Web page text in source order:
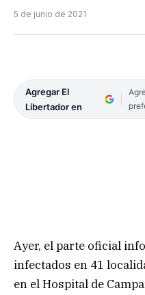
5 de junio de 2021
Agregar El
Libertador en
Ayer, el parte oficial
infectados en 41
en el Hospital de